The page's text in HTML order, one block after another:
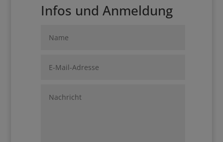
Infos und Anmeldung